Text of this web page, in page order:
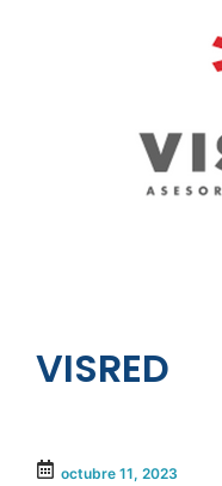
octubre 11, 2023
VISRED